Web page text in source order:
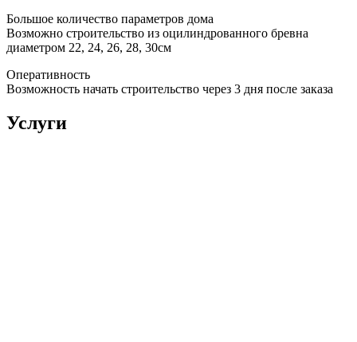
Большое количество параметров дома
Возможно строительство из оцилиндрованного бревна
диаметром 22, 24, 26, 28, 30см
Оперативность
Возможность начать строительство через 3 дня после заказа
Услуги